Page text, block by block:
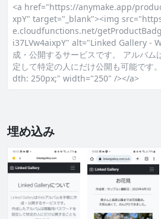
<a href="https://anymake.app/
xpY" target="_blank"><img
e.cloudfunctions.net/
i37LVw4aixpY" alt="Linked Gallery -
成・公開するサービスです。 アルバム
定して特定の人にだけ公開も可能で
dth: 250px;" width="250" /></a>
埋め込み